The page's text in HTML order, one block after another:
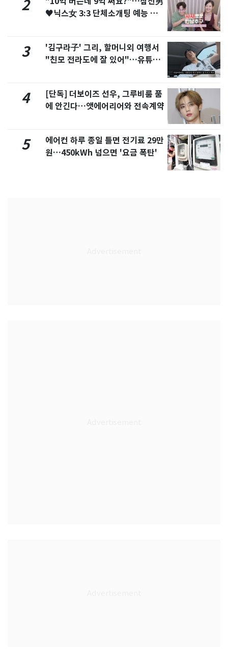
2
♥닉스女 3:3 단체소개팅 예능 화
3
'김구라子' 그리, 할머니외 여행서
"친모 전라도에 잘 있어"…유튜브
4
[단독] 더보이즈 선우, 그루비룸 품
에 안긴다…앳에어리어와 전속계약
5
에어컨 하루 종일 틀면 전기료 29만
원…450kWh 넘으면 '요금 폭탄'